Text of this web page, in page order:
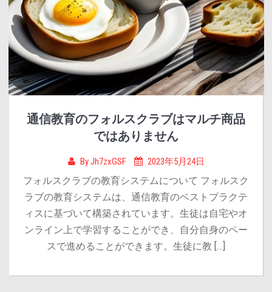
通信教育のフォルスクラブはマルチ商品
ではありません
ByJh7zxGSF 2023年5月24日
フォルスクラブの教育システムについて フォルスク
ラブの教育システムは、通信教育のベストプラクテ
ィスに基づいて構築されています。生徒は自宅やオ
ンライン上で学習することができ、自分自身のペー
スで進めることができます。生徒に教 […]